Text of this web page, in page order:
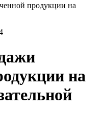
продукции на
на